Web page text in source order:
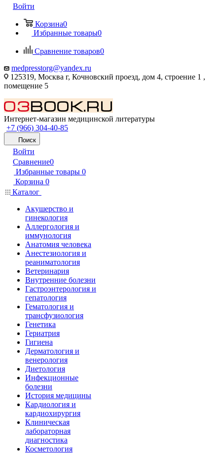
Войти
Корзина0
Избранные товары0
Сравнение товаров0
medpresstorg@yandex.ru
125319, Москва г, Кочновский проезд, дом 4, строение 1 ,
помещение 5
Интернет-магазин медицинской литературы
+7 (966) 304-40-85
Поиск
Войти
Сравнение0
Избранные товары 0
Корзина 0
Каталог
Акушерство и
гинекология
Аллергология и
иммунология
Анатомия человека
Анестезиология и
реаниматология
Ветеринария
Внутренние болезни
Гастроэнтерология и
гепатология
Гематология и
трансфузиология
Генетика
Гериатрия
Гигиена
Дерматология и
венерология
Диетология
Инфекционные
болезни
История медицины
Кардиология и
кардиохирургия
Клиническая
лабораторная
диагностика
Косметология